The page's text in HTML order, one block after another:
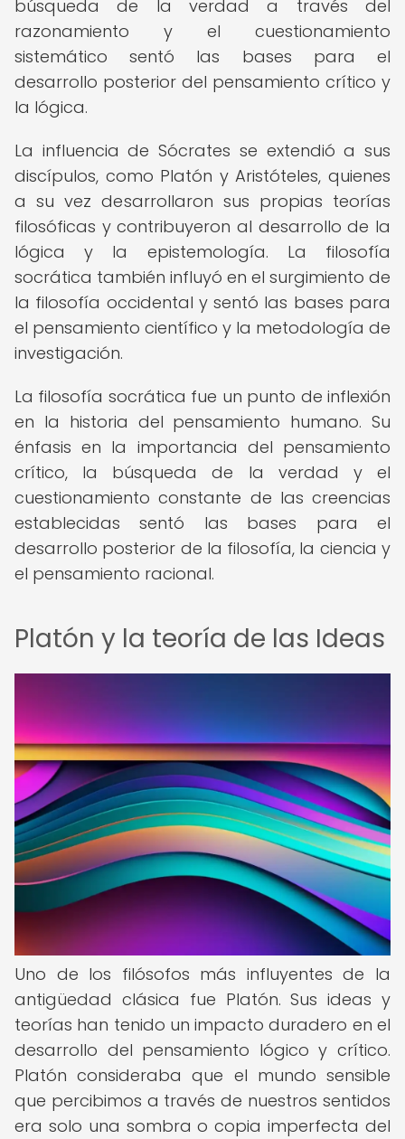
búsqueda de la verdad a través del
razonamiento y el cuestionamiento
sistemático sentó las bases para el
desarrollo posterior del pensamiento crítico y
la lógica.
La influencia de Sócrates se extendió a sus
discípulos, como Platón y Aristóteles, quienes
a su vez desarrollaron sus propias teorías
filosóficas y contribuyeron al desarrollo de la
lógica y la epistemología. La filosofía
socrática también influyó en el surgimiento de
la filosofía occidental y sentó las bases para
el pensamiento científico y la metodología de
investigación.
La filosofía socrática fue un punto de inflexión
en la historia del pensamiento humano. Su
énfasis en la importancia del pensamiento
crítico, la búsqueda de la verdad y el
cuestionamiento constante de las creencias
establecidas sentó las bases para el
desarrollo posterior de la filosofía, la ciencia y
el pensamiento racional.
Platón y la teoría de las Ideas
Uno de los filósofos más influyentes de la
antigüedad clásica fue Platón. Sus ideas y
teorías han tenido un impacto duradero en el
desarrollo del pensamiento lógico y crítico.
Platón consideraba que el mundo sensible
que percibimos a través de nuestros sentidos
era solo una sombra o copia imperfecta del